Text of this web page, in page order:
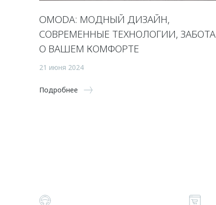
OMODA: МОДНЫЙ ДИЗАЙН,
СОВРЕМЕННЫЕ ТЕХНОЛОГИИ, ЗАБОТА
О ВАШЕМ КОМФОРТЕ
21 июня 2024
Подробнее